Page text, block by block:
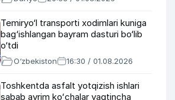
Temiryo‘l transporti xodimlari kuniga
bag‘ishlangan bayram dasturi bo‘lib
o‘tdi
O‘zbekiston 16:30 / 01.08.2026
Toshkentda asfalt yotqizish ishlari
sabab ayrim koʻchalar vaqtincha